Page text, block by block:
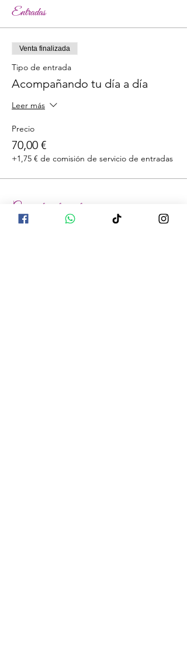
Entradas
Venta finalizada
Tipo de entrada
Acompañando tu día a día
Leer más
Precio
70,00 €
+1,75 € de comisión de servicio de entradas
Compartir este evento